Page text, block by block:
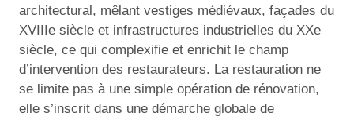
architectural, mêlant vestiges médiévaux, façades du
XVIIIe siècle et infrastructures industrielles du XXe
siècle, ce qui complexifie et enrichit le champ
d’intervention des restaurateurs. La restauration ne
se limite pas à une simple opération de rénovation,
elle s’inscrit dans une démarche globale de